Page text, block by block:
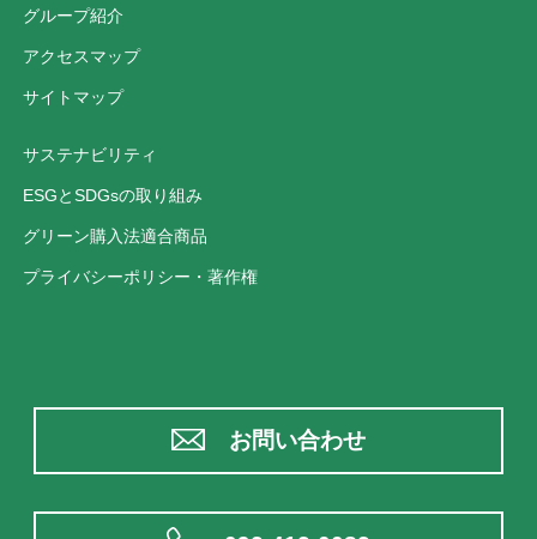
グループ紹介
アクセスマップ
サイトマップ
サステナビリティ
ESGとSDGsの取り組み
グリーン購入法適合商品
プライバシーポリシー・著作権
お問い合わせ